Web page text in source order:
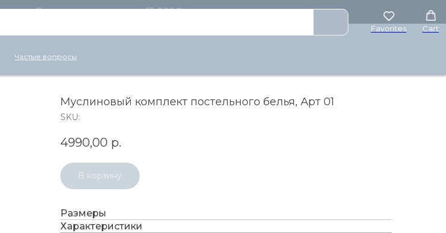
по России для заказов от 15 000₽
Favorites Cart
Частые вопросы
Муслиновый комплект постельного белья, Арт 01
SKU:
4990,00 р.
В корзину
Размеры
Характеристики